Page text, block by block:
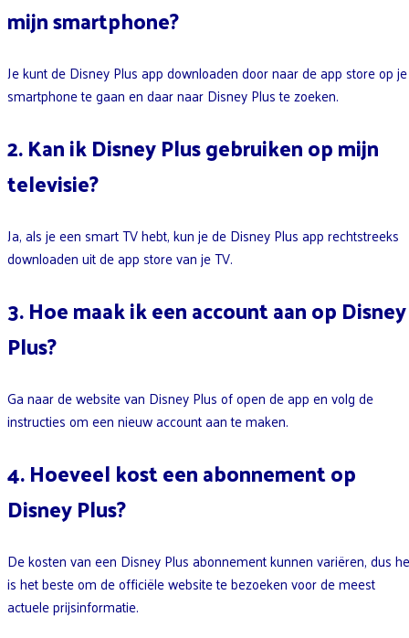
mijn smartphone?
Je kunt de Disney Plus app downloaden door naar de app store op je
smartphone te gaan en daar naar Disney Plus te zoeken.
2. Kan ik Disney Plus gebruiken op mijn
televisie?
Ja, als je een smart TV hebt, kun je de Disney Plus app rechtstreeks
downloaden uit de app store van je TV.
3. Hoe maak ik een account aan op Disney
Plus?
Ga naar de website van Disney Plus of open de app en volg de
instructies om een nieuw account aan te maken.
4. Hoeveel kost een abonnement op
Disney Plus?
De kosten van een Disney Plus abonnement kunnen variëren, dus
is het beste om de officiële website te bezoeken voor de meest
actuele prijsinformatie.